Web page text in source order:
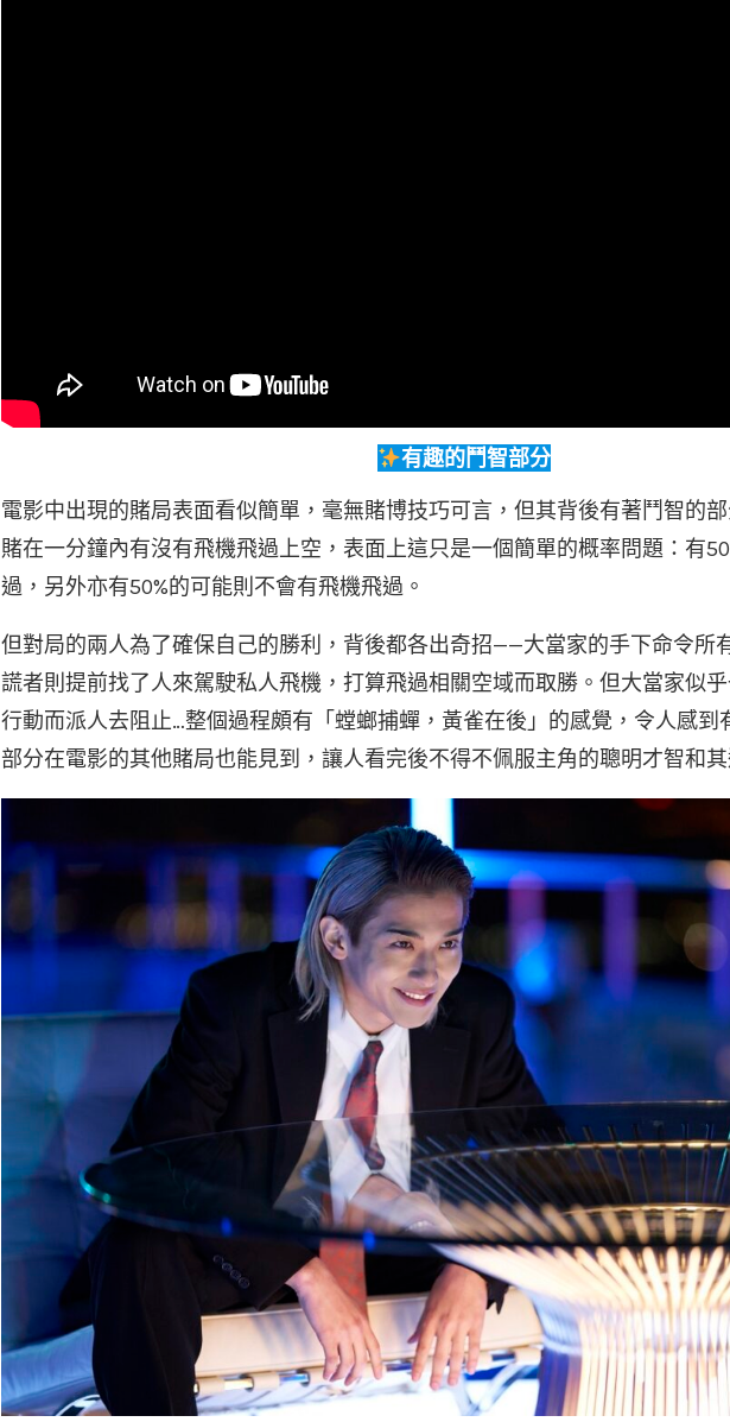
有趣的鬥智部分
電影中出現的賭局表面看似簡單，毫無賭博技巧可言，但其背後有著鬥智的
賭在一分鐘內有沒有飛機飛過上空，表面上這只是一個簡單的概率問題：有
過，另外亦有50%的可能則不會有飛機飛過。
但對局的兩人為了確保自己的勝利，背後都各出奇招——大當家的手下命令所
謊者則提前找了人來駕駛私人飛機，打算飛過相關空域而取勝。但大當家似
行動而派人去阻止…整個過程頗有「螳螂捕蟬，黃雀在後」的感覺，令人感到
部分在電影的其他賭局也能見到，讓人看完後不得不佩服主角的聰明才智和其